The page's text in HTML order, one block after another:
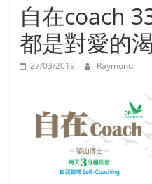
自在coach
都是對愛的渴
27/03/2019 Raymond